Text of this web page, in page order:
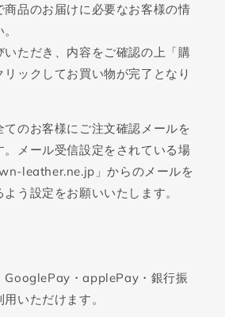
商品のお届けに必要なお客様の情
いただき、内容をご確認の上「購
リックしてお買い物が完了となり
のお客様にご注文確認メールを
。メール受信設定をされている場
leather.ne.jp」からのメールを
う設定をお願いいたします。
GooglePay・applePay・銀行振
いただけます。